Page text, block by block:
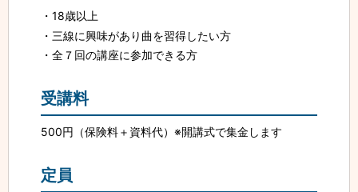
18歳以上
三線に興味があり曲を習得したい方
全７回の講座に参加できる方
受講料
500円（保険料＋資料代）※開講式で集金します
定員